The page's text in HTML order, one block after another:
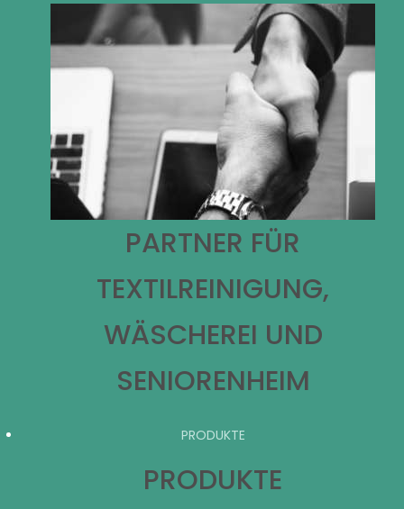
PARTNER FÜR
TEXTILREINIGUNG,
WÄSCHEREI UND
SENIORENHEIM
PRODUKTE
PRODUKTE